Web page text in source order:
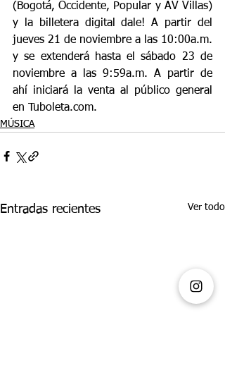
(Bogotá, Occidente, Popular y AV Villas)
y la billetera digital dale! A partir del
jueves 21 de noviembre a las 10:00a.m.
y se extenderá hasta el sábado 23 de
noviembre a las 9:59a.m. A partir de
ahí iniciará la venta al público general
en Tuboleta.com.
MÚSICA
Entradas recientes Ver todo